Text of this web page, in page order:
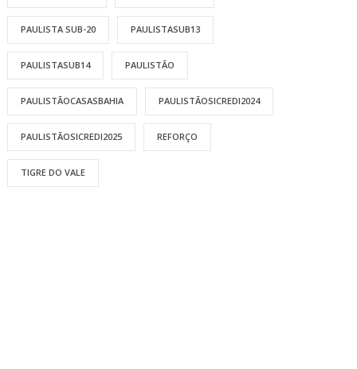
PAULISTA SUB-20 PAULISTASUB13
PAULISTASUB14 PAULISTÃO
PAULISTÃOCASASBAHIA PAULISTÃOSICREDI2024
PAULISTÃOSICREDI2025 REFORÇO
TIGRE DO VALE